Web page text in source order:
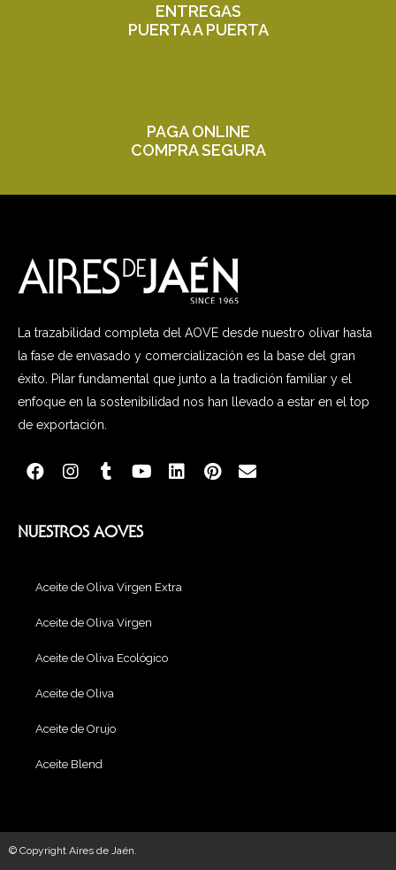
ENTREGAS
PUERTA A PUERTA
PAGA ONLINE
COMPRA SEGURA
La trazabilidad completa del AOVE desde nuestro olivar hasta
la fase de envasado y comercialización es la base del gran
éxito. Pilar fundamental que junto a la tradición familiar y el
enfoque en la sostenibilidad nos han llevado a estar en el top
de exportación.
NUESTROS AOVES
Aceite de Oliva Virgen Extra
Aceite de Oliva Virgen
Aceite de Oliva Ecológico
Aceite de Oliva
Aceite de Orujo
Aceite Blend
© Copyright Aires de Jaén.